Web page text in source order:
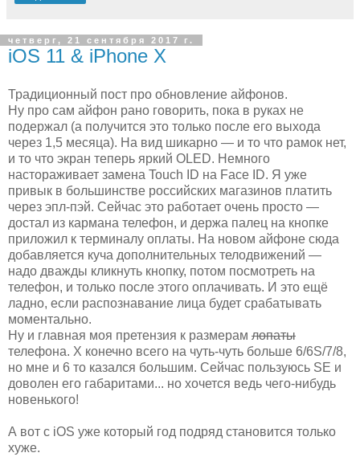
четверг, 21 сентября 2017 г.
iOS 11 & iPhone X
Традиционный пост про обновление айфонов.
Ну про сам айфон рано говорить, пока в руках не
подержал (а получится это только после его выхода
через 1,5 месяца). На вид шикарно — и то что рамок нет,
и то что экран теперь яркий OLED. Немного
настораживает замена Touch ID на Face ID. Я уже
привык в большинстве российских магазинов платить
через эпл-пэй. Сейчас это работает очень просто —
достал из кармана телефон, и держа палец на кнопке
приложил к терминалу оплаты. На новом айфоне сюда
добавляется куча дополнительных телодвижений —
надо дважды кликнуть кнопку, потом посмотреть на
телефон, и только после этого оплачивать. И это ещё
ладно, если распознавание лица будет срабатывать
моментально.
Ну и главная моя претензия к размерам лопаты
телефона. Х конечно всего на чуть-чуть больше 6/6S/7/8,
но мне и 6 то казался большим. Сейчас пользуюсь SE и
доволен его габаритами... но хочется ведь чего-нибудь
новенького!
А вот с iOS уже который год подряд становится только
хуже.